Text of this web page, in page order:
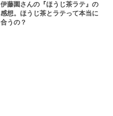
伊藤園さんの『ほうじ茶ラテ』の
感想。ほうじ茶とラテって本当に
合うの？